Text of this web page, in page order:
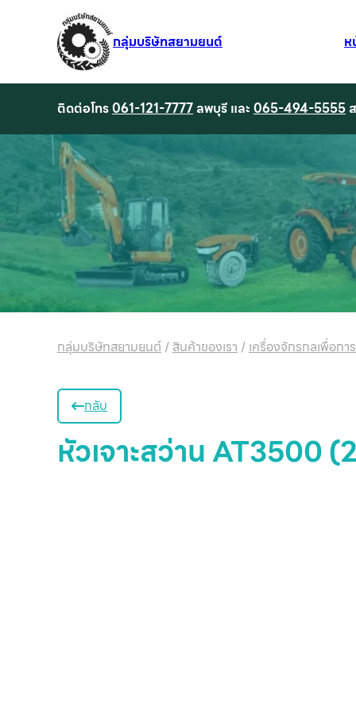
กลุ่มบริษัทสยามยนต์ ห
ติดต่อโทร061-121-7777 ลพบุรี และ 065-494-5555
กลุ่มบริษัทสยามยนต์ /สินค้าของเรา /เครื่องจักรกลเพื่อกา
กลับ
หัวเจาะสว่าน AT3500